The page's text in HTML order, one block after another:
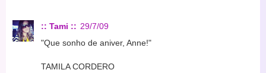
:: Tami :: 29/7/09
"Que sonho de aniver, Anne!"
TAMILA CORDERO